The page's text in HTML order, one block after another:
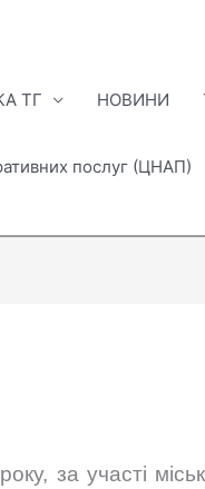
ТГ НОВИНИ
послуг (ЦНАП)
за участі